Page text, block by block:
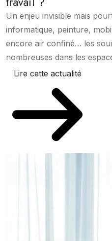
Un enjeu invisible mais
informatique, peinture,
encore air confiné… les
nombreuses dans les
Lire cette actualité